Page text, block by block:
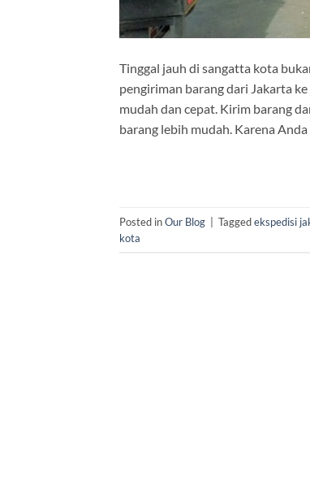
Tinggal jauh di sangatta kota
pengiriman barang dari Jakarta
mudah dan cepat. Kirim barang
barang lebih mudah. Karena
Posted inOur Blog | Taggedekspedisi
kota